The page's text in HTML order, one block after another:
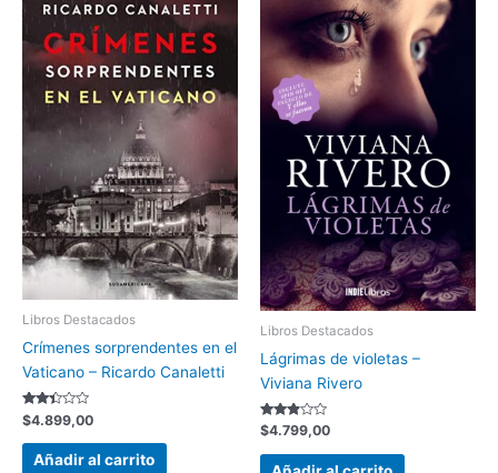
Libros Destacados
Crímenes sorprendentes en el
Vaticano – Ricardo Canaletti
Valorado
con
2.33
de 5
$4.899,00
Añadir al carrito
Libros Destacados
Lágrimas de violetas –
Viviana Rivero
Valorado
con
2.73
de 5
$4.799,00